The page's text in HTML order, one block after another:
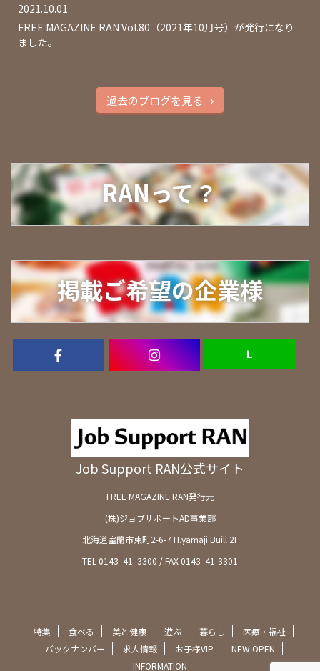
2021.10.01
FREE MAGAZINE RAN Vol.80（2021年10月号）が発行になり
ました。
過去のブログを見る
RANって？
掲載ご希望の企業様
Ｌ
Job Support RAN公式サイト
FREE MAGAZINE RAN発行元
(株)ジョブサポートAD事業部
北海道室蘭市東町2-6-7 H.yamaji Buill 2F
TEL 0143–41–3300 / FAX 0143–41-3301
特集 食べる 美と健康 遊ぶ 暮らし
医療・福祉
バックナンバー
求人情報 お子様VIP
NEW OPEN
INFORMATION